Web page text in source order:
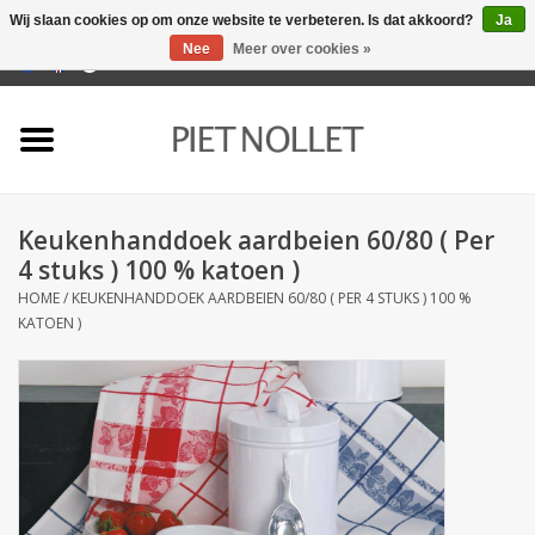
Badlinnen
Bedlinnen
Tafellinnen
Keukenlinnen
Sokken
Keukenhanddoek aardbeien 60/80 ( Per
4 stuks ) 100 % katoen )
HOME/ KEUKENHANDDOEK AARDBEIEN 60/80 ( PER 4 STUKS ) 100 %
KATOEN )
Wij slaan cookies op om onze website te verbeteren. Is dat akkoord?
Ja
Nee
Meer over cookies »